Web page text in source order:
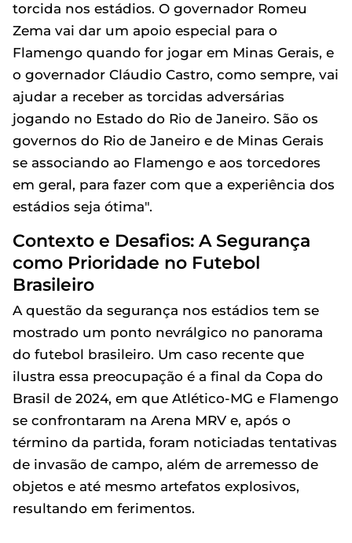
torcida nos estádios. O governador Romeu
Zema vai dar um apoio especial para o
Flamengo quando for jogar em Minas Gerais, e
o governador Cláudio Castro, como sempre, vai
ajudar a receber as torcidas adversárias
jogando no Estado do Rio de Janeiro. São os
governos do Rio de Janeiro e de Minas Gerais
se associando ao Flamengo e aos torcedores
em geral, para fazer com que a experiência dos
estádios seja ótima".
Contexto e Desafios: A Segurança
como Prioridade no Futebol
Brasileiro
A questão da segurança nos estádios tem se
mostrado um ponto nevrálgico no panorama
do futebol brasileiro. Um caso recente que
ilustra essa preocupação é a final da Copa do
Brasil de 2024, em que Atlético-MG e Flamengo
se confrontaram na Arena MRV e, após o
término da partida, foram noticiadas tentativas
de invasão de campo, além de arremesso de
objetos e até mesmo artefatos explosivos,
resultando em ferimentos.